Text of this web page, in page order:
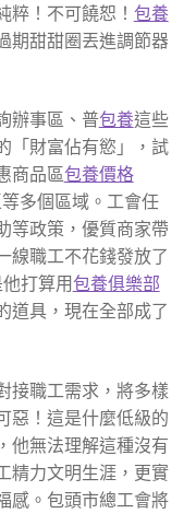
粹！不可饒恕！ 包養
期甜甜圈丟進調節器
辦事區、普包養這些
「財富佔有慾」，試
商品區包養價格
多個區域。工會任
等政策，優質商家帶
線職工不花錢發放了
打算用包養俱樂部
道具，現在全部成了
接職工需求，將多樣
惡！這是什麼低級的
他無法理解這種沒有
精力文明生涯，更實
感。包頭市總工會將